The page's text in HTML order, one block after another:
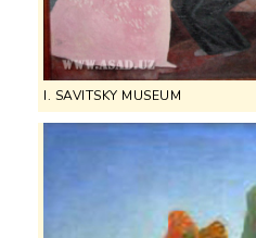
I. SAVITSKY MUSEUM